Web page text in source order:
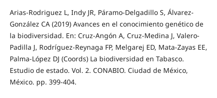
Arias-Rodriguez L, Indy JR, Páramo-Delgadillo S, Álvarez-
González CA (2019) Avances en el conocimiento genético de
la biodiversidad. En: Cruz-Angón A, Cruz-Medina J, Valero-
Padilla J, Rodríguez-Reynaga FP, Melgarej ED, Mata-Zayas EE,
Palma-López DJ (Coords) La biodiversidad en Tabasco.
Estudio de estado. Vol. 2. CONABIO. Ciudad de México,
México. pp. 399-404.